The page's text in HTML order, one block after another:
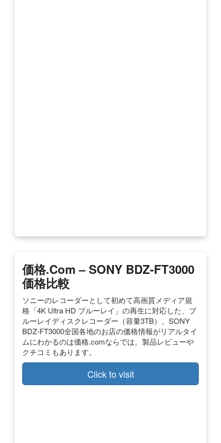
価格.com – SONY BDZ-FT3000
価格比較
ソニーのレコーダーとして初めて高画質メディア規
格「4K Ultra HD ブルーレイ」の再生に対応した、ブ
ルーレイディスクレコーダー（容量3TB）。SONY
BDZ-FT3000全国各地のお店の価格情報がリアルタイ
ムにわかるのは価格.comならでは。製品レビューや
クチコミもあります。
Click to visit